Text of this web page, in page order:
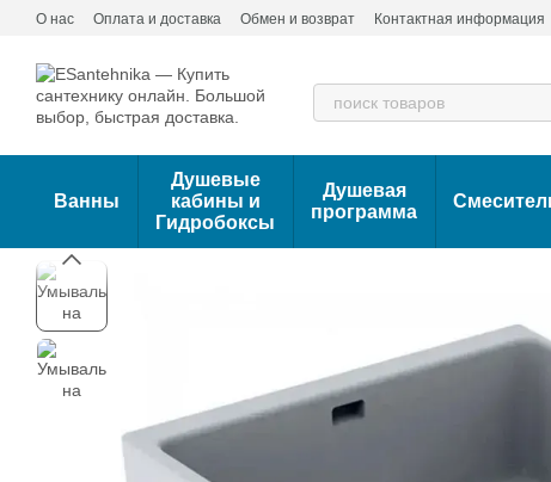
Перейти к основному контенту
О нас Оплата и доставка Обмен и возврат Контактная информация
Ванны
Душевые
кабины и
Гидробоксы
Душевая
программа